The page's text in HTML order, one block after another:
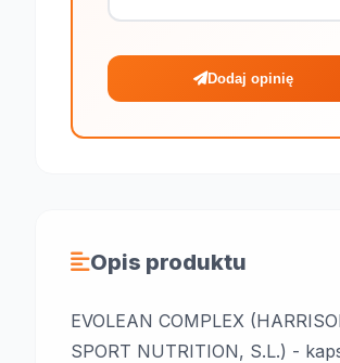
Dodaj opinię
Opis produktu
EVOLEAN COMPLEX
SPORT NUTRITION, S.L.) -